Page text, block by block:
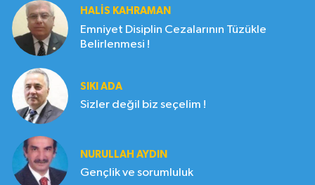
HALIS KAHRAMAN
Emniyet Disiplin Cezalarının Tüzükle
Belirlenmesi !
SIKI ADA
Sizler değil biz seçelim !
NURULLAH AYDIN
Gençlik ve sorumluluk